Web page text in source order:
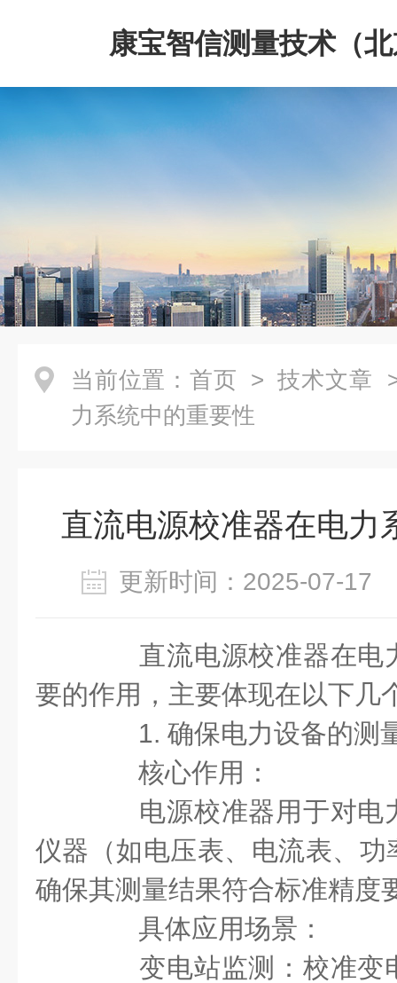
康宝智信测量技术（
限公司
当前位置： 首页 > 技术文章
力系统中的重要性
直流电源校准器在电力
更新时间：2025-07-
直流电源校准器在电
要的作用，主要体现在以下几
1. 确保电力设备的测
核心作用：
电源校准器用于对电
仪器（如电压表、电流表、
确保其测量结果符合标准精度
具体应用场景：
变电站监测：校准变